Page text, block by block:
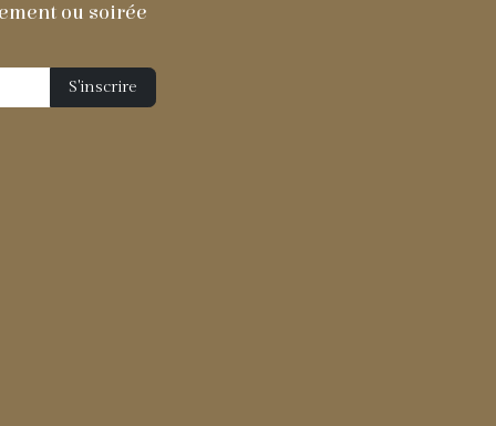
ou soirée
S'inscrire